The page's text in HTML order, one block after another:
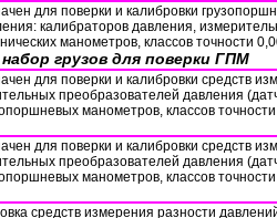
для поверки и калибровки
калибраторов давления,
манометров, классов точности
грузов для поверки ГПМ
для поверки и калибровки средств
преобразователей давления
манометров, классов
для поверки и калибровки средств
преобразователей давления
манометров, классов
средств измерения разности